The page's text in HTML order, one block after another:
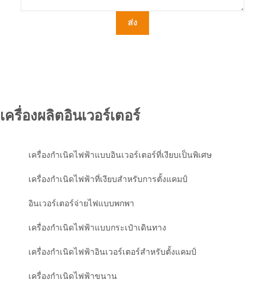
ส่ง
เครื่องผลิตอินเวอร์เตอร์
เครื่องกำเนิดไฟฟ้าแบบอินเวอร์เตอร์ที่เงียบเป็นพิเศษ
เครื่องกำเนิดไฟฟ้าที่เงียบสำหรับการตั้งแคมป์
อินเวอร์เตอร์จ่ายไฟแบบพกพา
เครื่องกำเนิดไฟฟ้าแบบกระเป๋าเดินทาง
เครื่องกำเนิดไฟฟ้าอินเวอร์เตอร์สำหรับตั้งแคมป์
เครื่องกำเนิดไฟฟ้าขนาน